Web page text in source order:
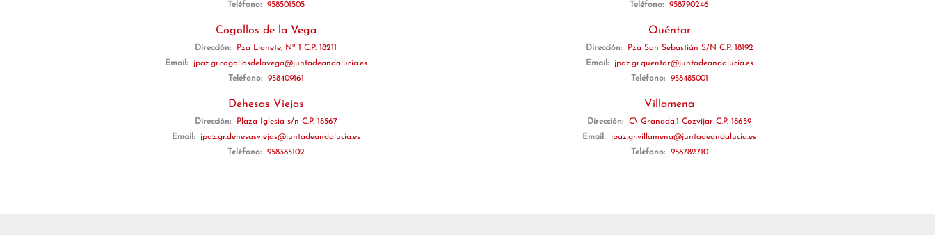
Teléfono:
958501505
Cogollos de la Vega
Dirección:
Pza Llanete, Nº 1 C.P. 18211
Email:
jpaz.gr.cogollosdelavega@juntadeandalucia.es
Teléfono:
958409161
Dehesas Viejas
Dirección:
Plaza Iglesia s/n C.P. 18567
Email:
jpaz.gr.dehesasviejas@juntadeandalucia.es
Teléfono:
958385102
Teléfono:
958790246
Quéntar
Dirección:
Pza San Sebastián S/N C.P. 18192
Email:
jpaz.gr.quentar@juntadeandalucia.es
Teléfono:
958485001
Villamena
Dirección:
C\ Granada,1 Cozvíjar C.P. 18659
Email:
jpaz.gr.villamena@juntadeandalucia.es
Teléfono:
958782710